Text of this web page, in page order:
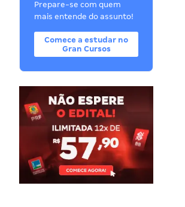
Prepare-se com quem
mais entende do assunto!
Comece a estudar no
Gran Cursos